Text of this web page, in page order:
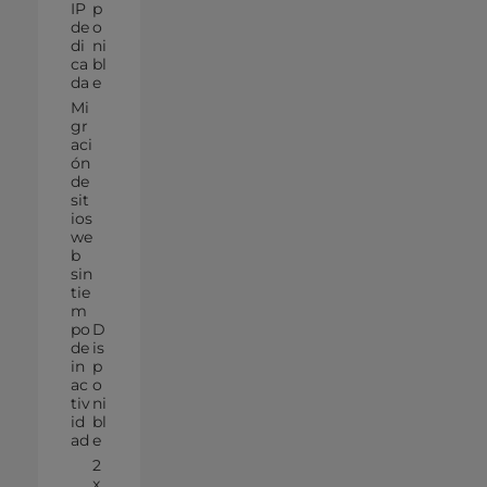
IP
de
di
ca
da
p
o
ni
bl
e
Mi
gr
aci
ón
de
sit
ios
we
b
sin
tie
m
po
de
in
ac
tiv
id
ad
D
is
p
o
ni
bl
e
2